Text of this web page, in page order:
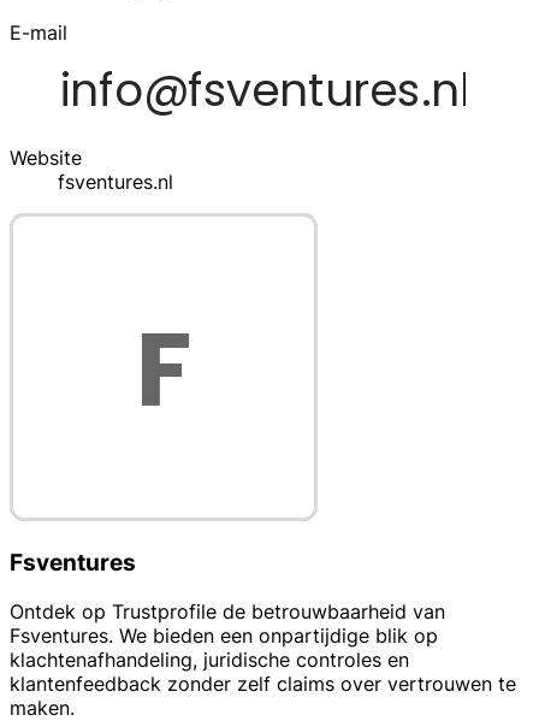
E-mail
Website
fsventures.nl
Fsventures
Ontdek op Trustprofile de betrouwbaarheid van
Fsventures. We bieden een onpartijdige blik op
klachtenafhandeling, juridische controles en
klantenfeedback zonder zelf claims over vertrouwen te
maken.